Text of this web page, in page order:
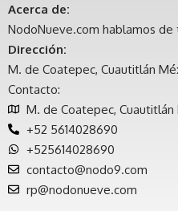
Acerca de:
NodoNueve.com hablamos
Dirección:
M. de Coatepec, Cuautitlán
Contacto:
M. de Coatepec, Cuautitlán
+52 5614028690
+525614028690
contacto@nodo9.com
rp@nodonueve.com